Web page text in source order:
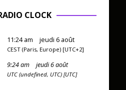
CLOCK
11:24 am jeudi 6 août
CEST (Paris, Europe) [UTC+2]
9:24am jeudi 6 août
UTC (undefined, UTC) [UTC]